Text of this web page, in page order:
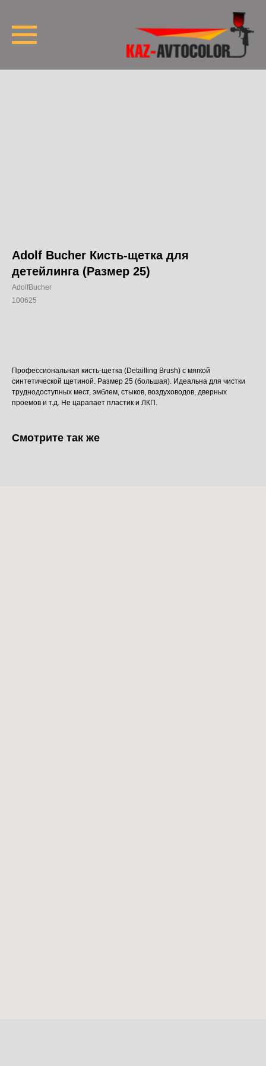
Adolf Bucher Кисть-щетка для
детейлинга (Размер 25)
AdolfBucher
100625
Профессиональная кисть-щетка (Detailling Brush) с мягкой
синтетической щетиной. Размер 25 (большая). Идеальна для чистки
труднодоступных мест, эмблем, стыков, воздуховодов, дверных
проемов и т.д. Не царапает пластик и ЛКП.
Смотрите так же